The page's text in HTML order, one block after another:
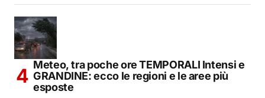
Meteo, tra poche ore TEMPORALI Intensi e
GRANDINE: ecco le regioni e le aree più
esposte